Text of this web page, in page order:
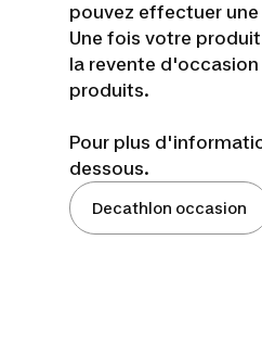
pouvez effectuer
Une fois votre
la revente
produits.
Pour plus
dessous.
Decathlon occasion